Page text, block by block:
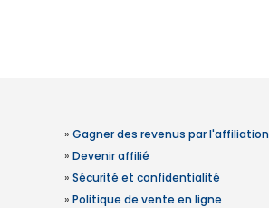
» Gagner des revenus par l'affiliation
» Devenir affilié
» Sécurité et confidentialité
» Politique de vente en ligne